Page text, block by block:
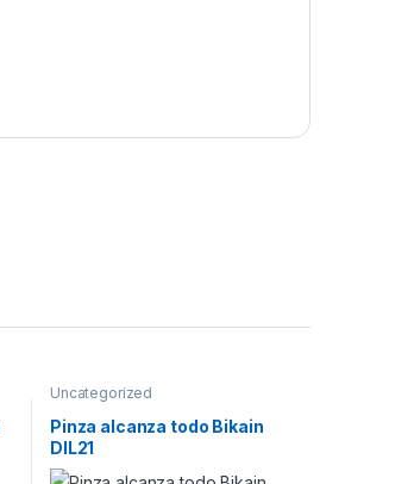
Uncategorized
Pinza alcanza todo Bikain
DIL21